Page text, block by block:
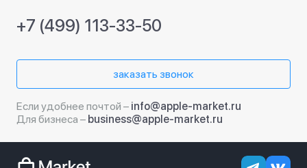
+7 (499) 113-33-50
заказать звонок
Если удобнее почтой – info@apple-market.ru
Для бизнеса – business@apple-market.ru